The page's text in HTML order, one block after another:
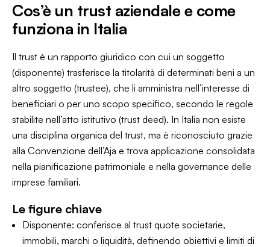
Cos’è un trust aziendale e come
funziona in Italia
Il trust è un rapporto giuridico con cui un soggetto
(disponente) trasferisce la titolarità di determinati beni a un
altro soggetto (trustee), che li amministra nell’interesse di
beneficiari o per uno scopo specifico, secondo le regole
stabilite nell’atto istitutivo (trust deed). In Italia non esiste
una disciplina organica del trust, ma è riconosciuto grazie
alla Convenzione dell’Aja e trova applicazione consolidata
nella pianificazione patrimoniale e nella governance delle
imprese familiari.
Le figure chiave
Disponente: conferisce al trust quote societarie,
immobili, marchi o liquidità, definendo obiettivi e limiti di